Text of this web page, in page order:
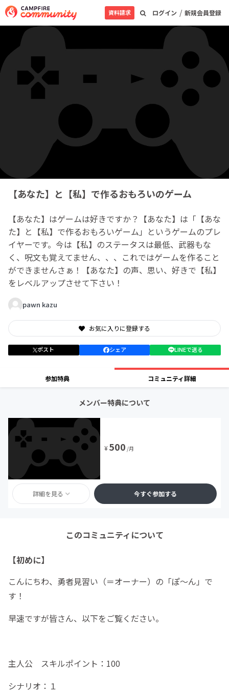
ログイン / 新規会員登録
資料請求
【あなた】と【私】で作るおもろいのゲーム
【あなた】はゲームは好きですか？【あなた】は「【あな
た】と【私】で作るおもろいゲーム」というゲームのプレ
イヤーです。今は【私】のステータスは最低、武器もな
く、呪文も覚えてません、、、これではゲームを作ること
ができませんさぁ！【あなた】の声、思い、好きで【私】
をレベルアップさせて下さい！
pawn kazu
お気に入りに登録する
ポスト シェア LINEで送る
参加特典 コミュニティ詳細
メンバー特典について
¥500 /月
詳細を見る 今すぐ参加する
このコミュニティについて
【初めに】
こんにちわ、勇者見習い（＝オーナー）の「ぽ～ん」で
す！
早速ですが皆さん、以下をご覧ください。
主人公 スキルポイント：100
シナリオ：１